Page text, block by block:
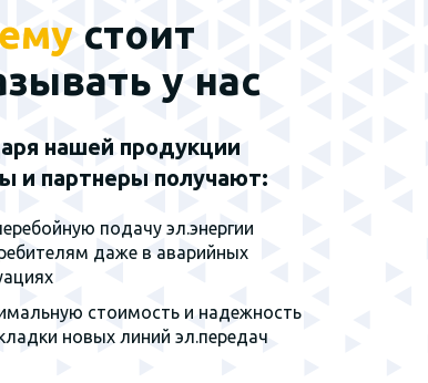
- группа
г. Санкт-
завода на
Сибирского
округа и
стоит
у нас
нашей продукции
и партнеры получают:
подачу эл.энергии
даже в аварийных
стоимость и надежность
новых линий эл.передач